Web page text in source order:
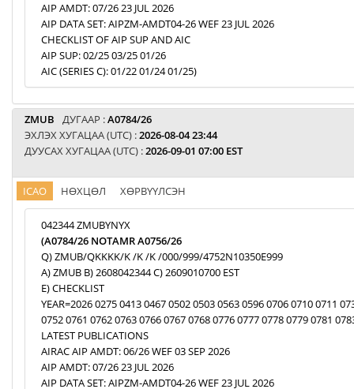
AIP AMDT: 07/26 23 JUL 2026
AIP DATA SET: AIPZM-AMDT04-26 WEF 23 JUL 2026
CHECKLIST OF AIP SUP AND AIC
AIP SUP: 02/25 03/25 01/26
AIC (SERIES C): 01/22 01/24 01/25)
ZMUB ДУГААР :A0784/26
ЭХЛЭХ ХУГАЦАА (UTC) :2026-08-04 23:44
ДУУСАХ ХУГАЦАА (UTC) :2026-09-01 07:00 EST
ICAO НӨХЦӨЛ ХӨРВҮҮЛСЭН
042344 ZMUBYNYX
(A0784/26 NOTAMR A0756/26
Q) ZMUB/QKKKK/K /K /K /000/999/4752N10350E999
A) ZMUB B) 2608042344 C) 2609010700 EST
E) CHECKLIST
YEAR=2026 0275 0413 0467 0502 0503 0563 0596 0706 0710 0711
0752 0761 0762 0763 0766 0767 0768 0776 0777 0778 0779 0781
LATEST PUBLICATIONS
AIRAC AIP AMDT: 06/26 WEF 03 SEP 2026
AIP AMDT: 07/26 23 JUL 2026
AIP DATA SET: AIPZM-AMDT04-26 WEF 23 JUL 2026